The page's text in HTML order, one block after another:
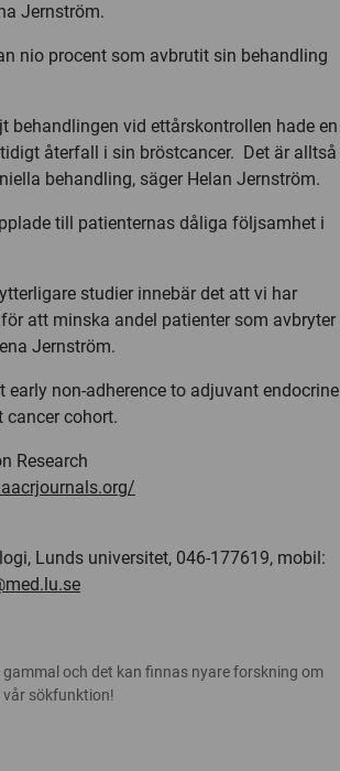
Jernström.
nio procent som avbrutit sin behandling
behandlingen vid ettårskontrollen hade en
återfall i sin bröstcancer. Det är alltså
behandling, säger Helan Jernström.
till patienternas dåliga följsamhet i
studier innebär det att vi har
att minska andel patienter som avbryter
Jernström.
early non-adherence to adjuvant endocrine
cancer cohort.
Research
Lunds universitet, 046-177619, mobil:
och det kan finnas nyare forskning om
vår sökfunktion!